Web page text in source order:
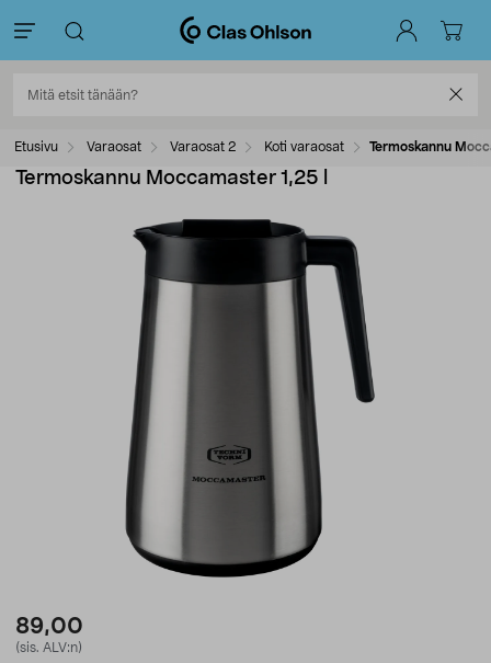
Etusivu Varaosat Varaosat 2 Koti varaosat Termoskannu
Termoskannu Moccamaster 1,25 l
89,00
(sis. ALV:n)